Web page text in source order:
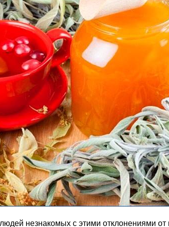
незнакомых с этими отклонениями